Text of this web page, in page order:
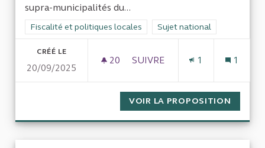
supra-municipalités du...
Filtrer les résultats de la catégorie : Fiscalité et politiques
Fiscalité et politiques locales Filtrer les résultats pour le
Sujet national
CRÉÉ LE
20/09/2025
20 20 ABONNÉS
SUIVRE
1 1
VOIR LA PROPOSITION